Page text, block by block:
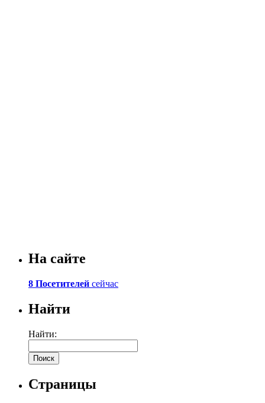
На сайте
8 Посетителей сейчас
Найти
Найти:
Страницы